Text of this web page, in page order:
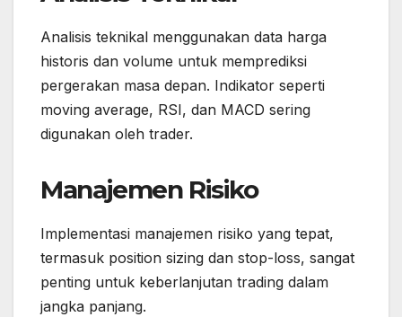
Analisis teknikal menggunakan data harga
historis dan volume untuk memprediksi
pergerakan masa depan. Indikator seperti
moving average, RSI, dan MACD sering
digunakan oleh trader.
Manajemen Risiko
Implementasi manajemen risiko yang tepat,
termasuk position sizing dan stop-loss, sangat
penting untuk keberlanjutan trading dalam
jangka panjang.